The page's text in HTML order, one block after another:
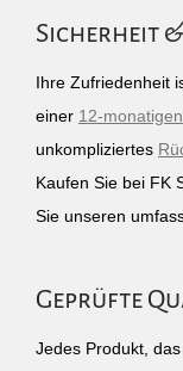
Sicherheit
Ihre Zufriedenheit
einer 12-
unkompliziertes
Kaufen Sie bei FK
Sie unseren
Geprüfte
Jedes Produkt,